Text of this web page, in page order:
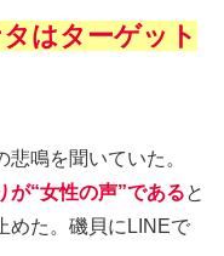
はターゲット
鳴を聞いていた。
が“女性の声”であると
めた。磯貝にLINEで